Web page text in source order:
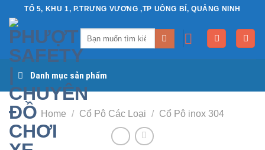
Chuyển
đến
dung
TỔ 5, KHU 1, P.TRƯNG VƯƠNG ,TP UÔNG BÍ, QUẢNG NINH
Danh mục sản phẩm
Home / Cổ Pô Các Loại / Cổ Pô inox 304